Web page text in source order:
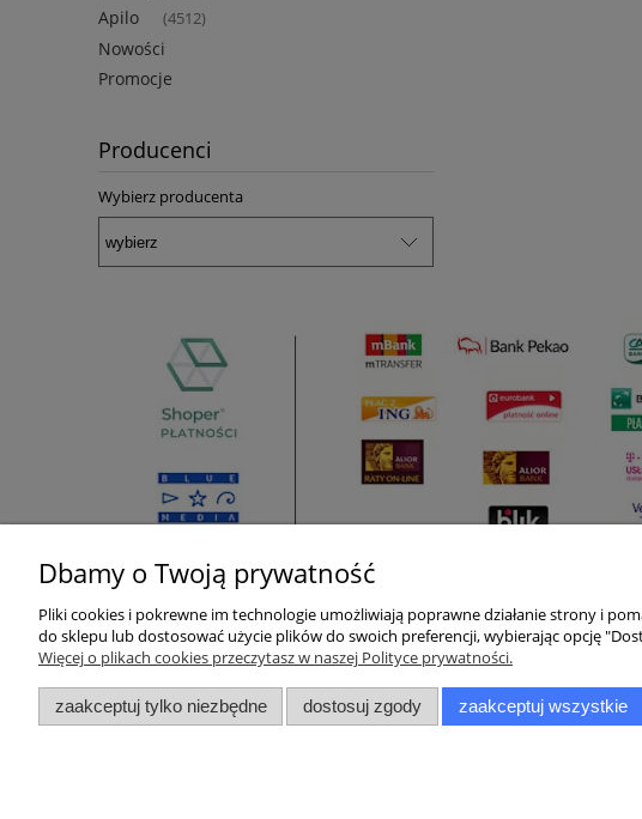
Apilo (4512)
Nowości
Promocje
Producenci
Wybierz producenta
Pomoc
Pytania i odpowiedzi
Moje konto
Ustawienia konta
Dbamy o Twoją prywatność
Pliki cookies i pokrewne im technologie umożliwiają poprawne działanie strony i
do sklepu lub dostosować użycie plików do swoich preferencji, wybierając opcję
Więcej o plikach cookies przeczytasz w naszej Polityce prywatności.
zaakceptuj tylko niezbędne dostosuj zgody zaakceptuj wszystkie